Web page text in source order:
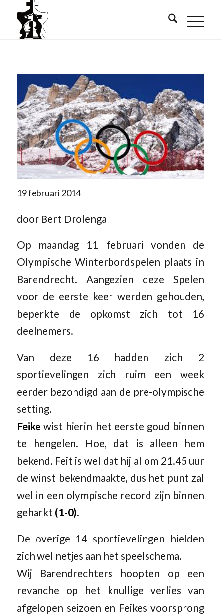
19 februari 2014
door Bert Drolenga
Op maandag 11 februari vonden de
Olympische Winterbordspelen plaats in
Barendrecht. Aangezien deze Spelen
voor de eerste keer werden gehouden,
beperkte de opkomst zich tot 16
deelnemers.
Van deze 16 hadden zich 2
sportievelingen zich ruim een week
eerder bezondigd aan de pre-olympische
setting.
Feike wist hierin het eerste goud binnen
te hengelen. Hoe, dat is alleen hem
bekend. Feit is wel dat hij al om 21.45 uur
de winst bekendmaakte, dus het punt zal
wel in een olympische record zijn binnen
geharkt (1-0).
De overige 14 sportievelingen hielden
zich wel netjes aan het speelschema.
Wij Barendrechters hoopten op een
revanche op het knullige verlies van
afgelopen seizoen en Feikes voorsprong